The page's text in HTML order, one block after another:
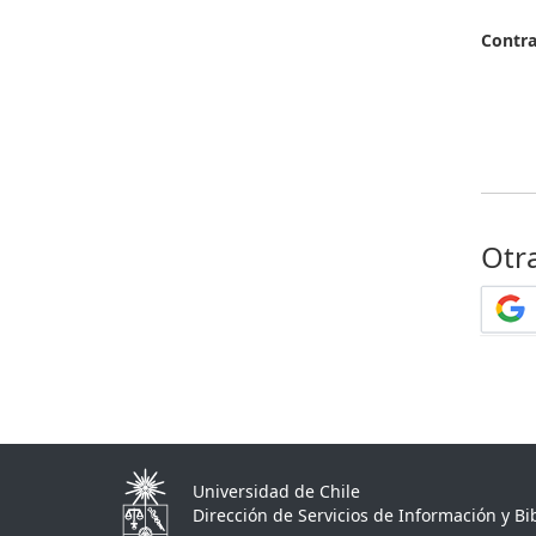
Universidad de Chile
Dirección de Servicios de Información y